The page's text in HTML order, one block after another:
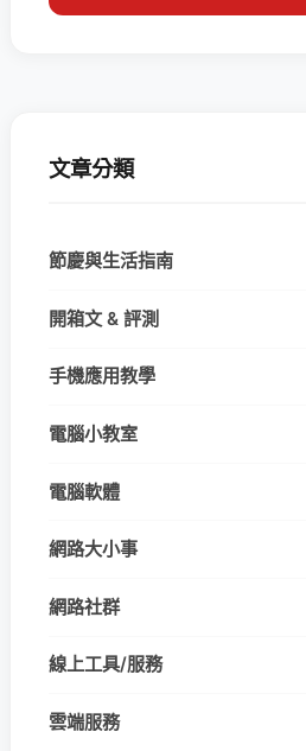
文章分類
節慶與生活指南
開箱文 & 評測
手機應用教學
電腦小教室
電腦軟體
網路大小事
網路社群
線上工具/服務
雲端服務